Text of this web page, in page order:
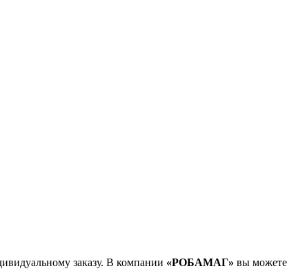
заказу. В компании «РОБАМАГ» вы можете